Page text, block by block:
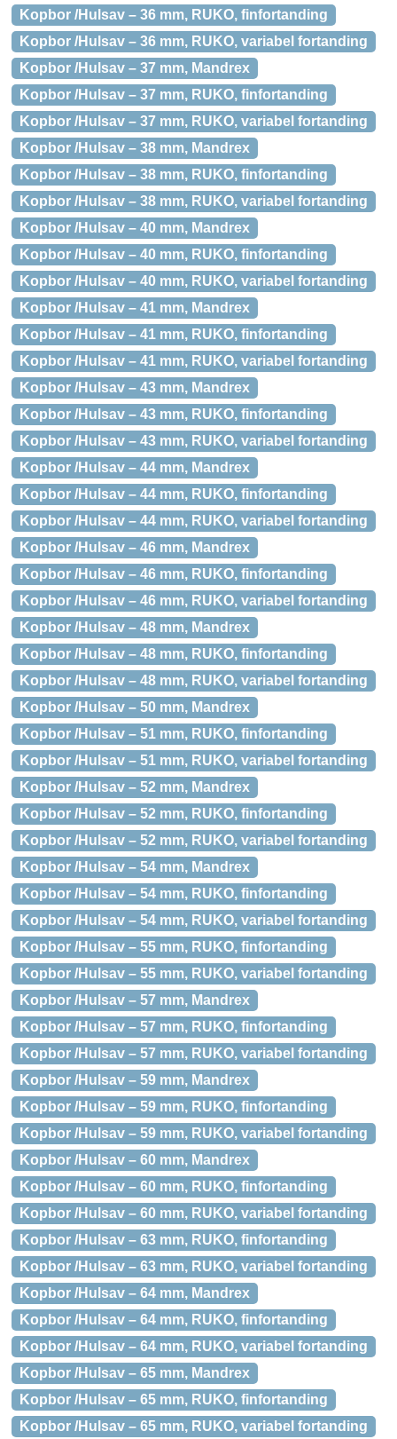
Kopbor /Hulsav – 36 mm, RUKO, finfortanding
Kopbor /Hulsav – 36 mm, RUKO, variabel fortanding
Kopbor /Hulsav – 37 mm, Mandrex
Kopbor /Hulsav – 37 mm, RUKO, finfortanding
Kopbor /Hulsav – 37 mm, RUKO, variabel fortanding
Kopbor /Hulsav – 38 mm, Mandrex
Kopbor /Hulsav – 38 mm, RUKO, finfortanding
Kopbor /Hulsav – 38 mm, RUKO, variabel fortanding
Kopbor /Hulsav – 40 mm, Mandrex
Kopbor /Hulsav – 40 mm, RUKO, finfortanding
Kopbor /Hulsav – 40 mm, RUKO, variabel fortanding
Kopbor /Hulsav – 41 mm, Mandrex
Kopbor /Hulsav – 41 mm, RUKO, finfortanding
Kopbor /Hulsav – 41 mm, RUKO, variabel fortanding
Kopbor /Hulsav – 43 mm, Mandrex
Kopbor /Hulsav – 43 mm, RUKO, finfortanding
Kopbor /Hulsav – 43 mm, RUKO, variabel fortanding
Kopbor /Hulsav – 44 mm, Mandrex
Kopbor /Hulsav – 44 mm, RUKO, finfortanding
Kopbor /Hulsav – 44 mm, RUKO, variabel fortanding
Kopbor /Hulsav – 46 mm, Mandrex
Kopbor /Hulsav – 46 mm, RUKO, finfortanding
Kopbor /Hulsav – 46 mm, RUKO, variabel fortanding
Kopbor /Hulsav – 48 mm, Mandrex
Kopbor /Hulsav – 48 mm, RUKO, finfortanding
Kopbor /Hulsav – 48 mm, RUKO, variabel fortanding
Kopbor /Hulsav – 50 mm, Mandrex
Kopbor /Hulsav – 51 mm, RUKO, finfortanding
Kopbor /Hulsav – 51 mm, RUKO, variabel fortanding
Kopbor /Hulsav – 52 mm, Mandrex
Kopbor /Hulsav – 52 mm, RUKO, finfortanding
Kopbor /Hulsav – 52 mm, RUKO, variabel fortanding
Kopbor /Hulsav – 54 mm, Mandrex
Kopbor /Hulsav – 54 mm, RUKO, finfortanding
Kopbor /Hulsav – 54 mm, RUKO, variabel fortanding
Kopbor /Hulsav – 55 mm, RUKO, finfortanding
Kopbor /Hulsav – 55 mm, RUKO, variabel fortanding
Kopbor /Hulsav – 57 mm, Mandrex
Kopbor /Hulsav – 57 mm, RUKO, finfortanding
Kopbor /Hulsav – 57 mm, RUKO, variabel fortanding
Kopbor /Hulsav – 59 mm, Mandrex
Kopbor /Hulsav – 59 mm, RUKO, finfortanding
Kopbor /Hulsav – 59 mm, RUKO, variabel fortanding
Kopbor /Hulsav – 60 mm, Mandrex
Kopbor /Hulsav – 60 mm, RUKO, finfortanding
Kopbor /Hulsav – 60 mm, RUKO, variabel fortanding
Kopbor /Hulsav – 63 mm, RUKO, finfortanding
Kopbor /Hulsav – 63 mm, RUKO, variabel fortanding
Kopbor /Hulsav – 64 mm, Mandrex
Kopbor /Hulsav – 64 mm, RUKO, finfortanding
Kopbor /Hulsav – 64 mm, RUKO, variabel fortanding
Kopbor /Hulsav – 65 mm, Mandrex
Kopbor /Hulsav – 65 mm, RUKO, finfortanding
Kopbor /Hulsav – 65 mm, RUKO, variabel fortanding